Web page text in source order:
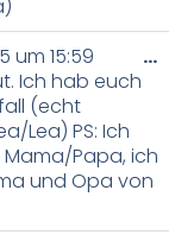
um 15:59
Ich hab euch
(echt
Lea) PS: Ich
Papa, ich
und Opa von
…